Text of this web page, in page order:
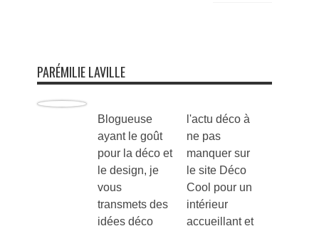
PARÉMILIE LAVILLE
Blogueuse
ayant le goût
pour la déco et
le design, je
vous
transmets des
idées déco
l'actu déco à
ne pas
manquer sur
le site Déco
Cool pour un
intérieur
accueillant et